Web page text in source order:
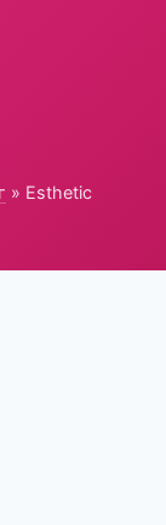
» Esthetic